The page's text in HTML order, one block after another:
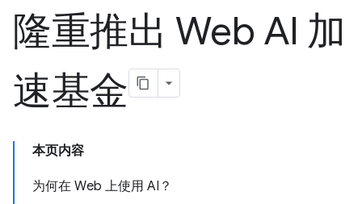
隆重推出 Web AI 加
速基金
本页内容
为何在 Web 上使用 AI？